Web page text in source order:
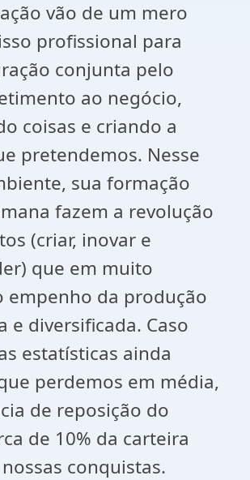
vão de um mero
profissional para
conjunta pelo
ao negócio,
coisas e criando a
pretendemos. Nesse
sua formação
fazem a revolução
(criar, inovar e
que em muito
empenho da produção
e diversificada. Caso
estatísticas ainda
perdemos em média,
de reposição do
de 10% da carteira
conquistas.